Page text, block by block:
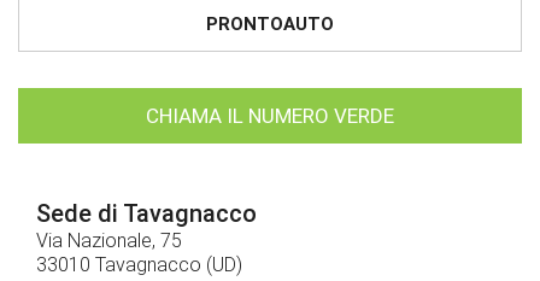
PRONTOAUTO
CHIAMA IL NUMERO VERDE
Sede di Tavagnacco
Via Nazionale, 75
33010 Tavagnacco (UD)